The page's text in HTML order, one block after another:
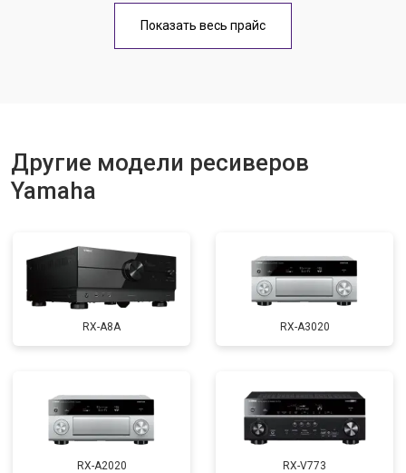
Показать весь прайс
Другие модели ресиверов
Yamaha
RX-A8A RX-A3020
RX-A2020 RX-V773